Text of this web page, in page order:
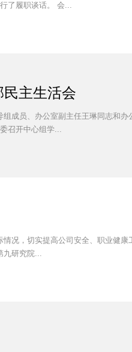
了履职谈话。 会...
主生活会
成员、办公室副主任王琳同志和办
召开中心组学...
况，切实提高公司安全、职业健康
九研究院...